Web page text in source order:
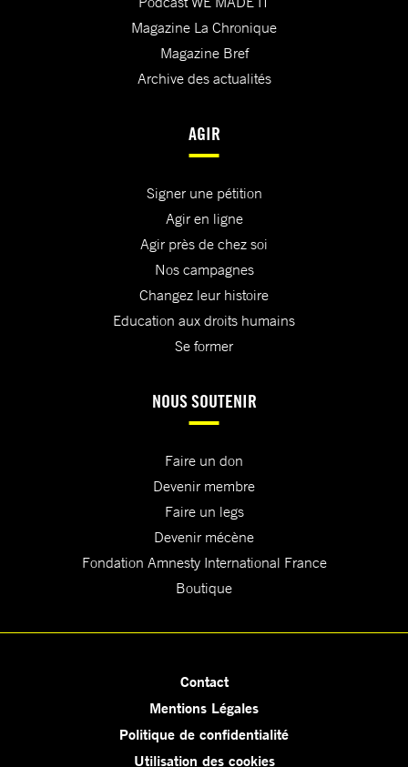
Magazine La Chronique
Magazine Bref
Archive des actualités
AGIR
Signer une pétition
Agir en ligne
Agir près de chez soi
Nos campagnes
Changez leur histoire
Education aux droits humains
Se former
NOUS SOUTENIR
Faire un don
Devenir membre
Faire un legs
Devenir mécène
Fondation Amnesty International France
Boutique
Contact
Mentions Légales
Politique de confidentialité
Utilisation des cookies